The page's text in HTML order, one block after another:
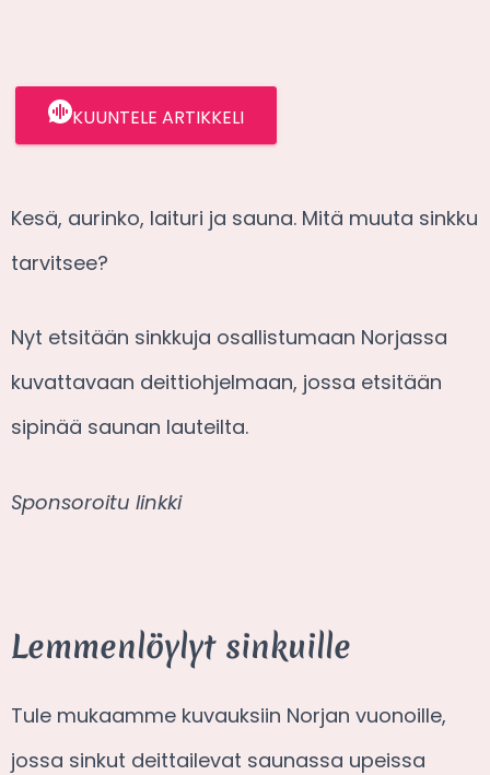
KUUNTELE ARTIKKELI
Kesä, aurinko, laituri ja sauna. Mitä muuta sinkku
tarvitsee?
Nyt etsitään sinkkuja osallistumaan Norjassa
kuvattavaan deittiohjelmaan, jossa etsitään
sipinää saunan lauteilta.
Sponsoroitu linkki
Lemmenlöylyt sinkuille
Tule mukaamme kuvauksiin Norjan vuonoille,
jossa sinkut deittailevat saunassa upeissa